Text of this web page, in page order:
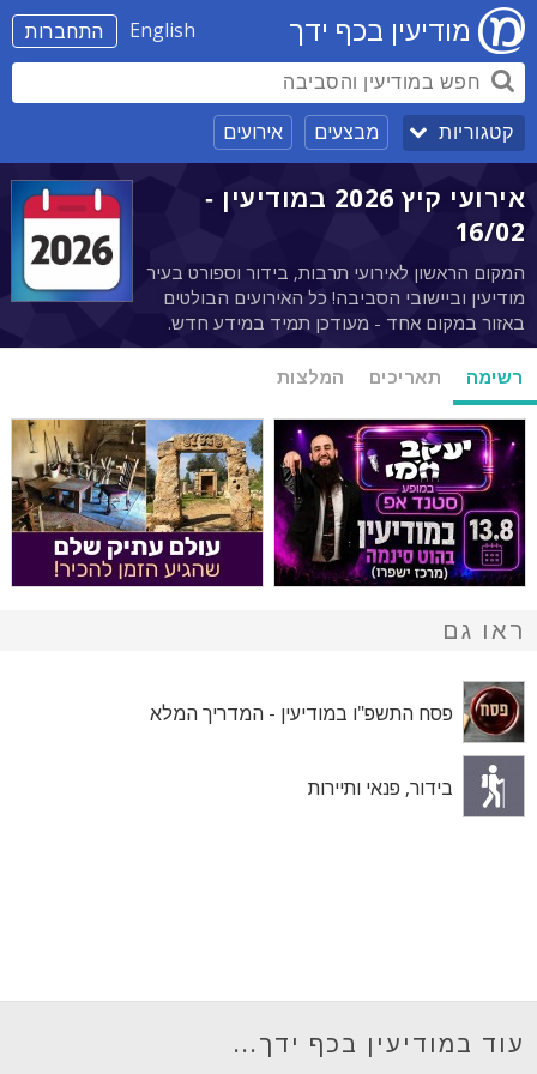
התחברות English מודיעין בכף ידך
קטגוריות מבצעים אירועים
אירועי קיץ 2026 במודיעין -
16/02
המקום הראשון לאירועי תרבות, בידור וספורט בעיר
מודיעין וביישובי הסביבה! כל האירועים הבולטים
באזור במקום אחד - מעודכן תמיד במידע חדש.
רשימה תאריכים המלצות
ראו גם
פסח התשפ"ו במודיעין - המדריך המלא
בידור, פנאי ותיירות
עוד במודיעין בכף ידך...